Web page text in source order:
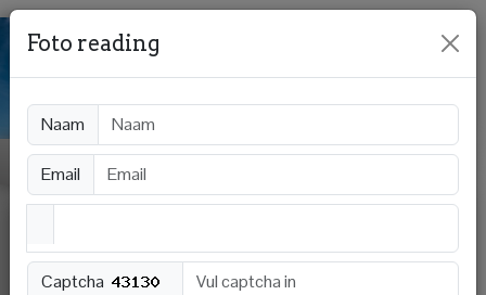
Foto reading
Naam
Email
Captcha